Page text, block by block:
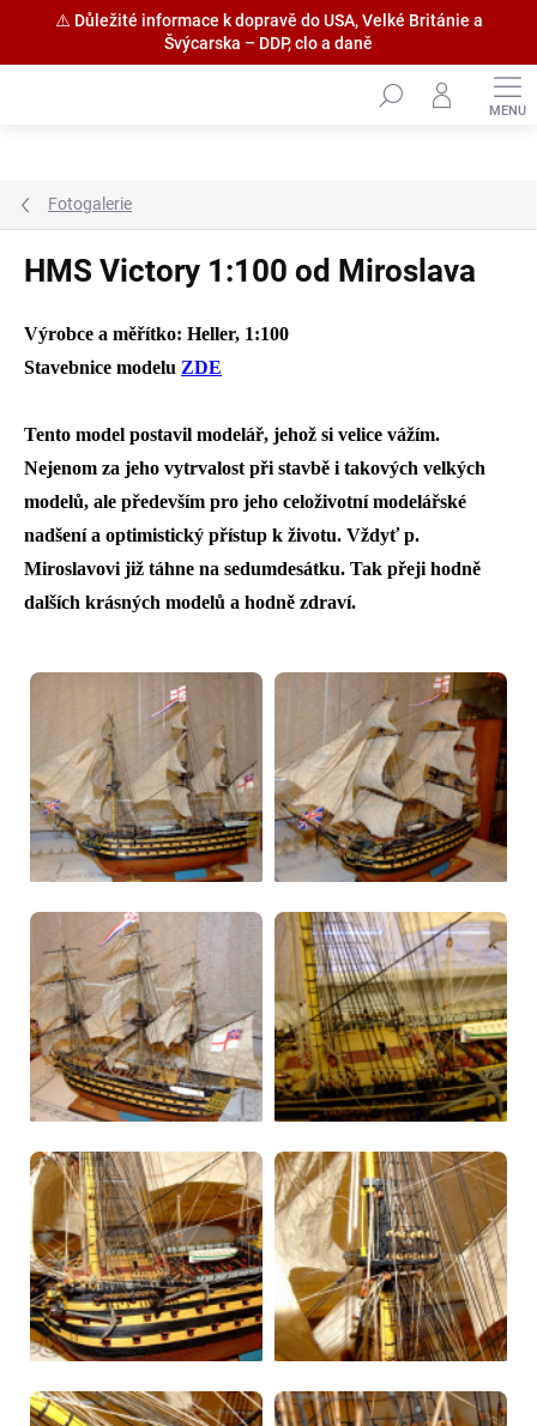
Fotogalerie
HMS Victory 1:100 od Miroslava
Výrobce a měřítko: Heller, 1:100
Stavebnice modelu ZDE
Tento model postavil modelář, jehož si velice vážím.
Nejenom za jeho vytrvalost při stavbě i takových velkých
modelů, ale především pro jeho celoživotní modelářské
nadšení a optimistický přístup k životu. Vždyť p.
Miroslavovi již táhne na sedumdesátku. Tak přeji hodně
dalších krásných modelů a hodně zdraví.
⚠️ Důležité informace k dopravě do USA, Velké Británie a
Švýcarska – DDP, clo a daně